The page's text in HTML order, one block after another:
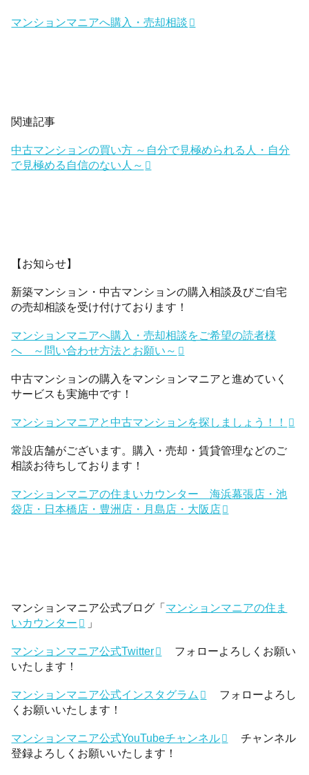
マンションマニアへ購入・売却相談
関連記事
中古マンションの買い方 ～自分で見極められる人・自分
で見極める自信のない人～
【お知らせ】
新築マンション・中古マンションの購入相談及びご自宅
の売却相談を受け付けております！
マンションマニアへ購入・売却相談をご希望の読者様
へ ～問い合わせ方法とお願い～
中古マンションの購入をマンションマニアと進めていく
サービスも実施中です！
マンションマニアと中古マンションを探しましょう！！
常設店舗がございます。購入・売却・賃貸管理などのご
相談お待ちしております！
マンションマニアの住まいカウンター 海浜幕張店・池
袋店・日本橋店・豊洲店・月島店・大阪店
マンションマニア公式ブログ「マンションマニアの住ま
いカウンター
」
マンションマニア公式Twitter
フォローよろしくお願い
いたします！
マンションマニア公式インスタグラム
フォローよろし
くお願いいたします！
マンションマニア公式YouTubeチャンネル
チャンネル
登録よろしくお願いいたします！